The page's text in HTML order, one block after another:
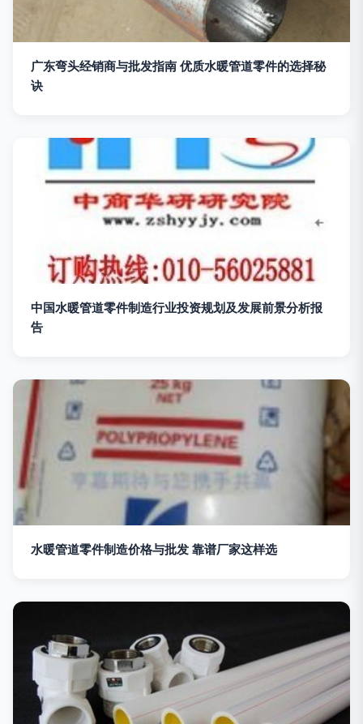
广东弯头经销商与批发指南 优质水暖管道零件的选择秘
诀
中国水暖管道零件制造行业投资规划及发展前景分析报
告
水暖管道零件制造价格与批发 靠谱厂家这样选